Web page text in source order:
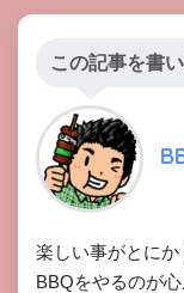
この記事を書
楽しい事がとに
BBQをやるのが